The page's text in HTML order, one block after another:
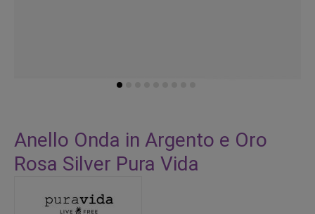
all'inizio
della
galleria
immagini
Anello Onda in Argento e Oro
Rosa Silver Pura Vida